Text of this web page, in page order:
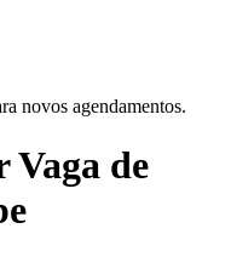
novos agendamentos.
Vaga de